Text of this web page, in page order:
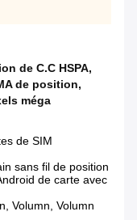
de C.C HSPA,
de position,
méga
de SIM
sans fil de position
de carte avec
Volumn, Volumn